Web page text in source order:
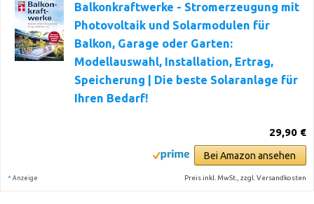
Balkonkraftwerke - Stromerzeugung mit
Photovoltaik und Solarmodulen für
Balkon, Garage oder Garten:
Modellauswahl, Installation, Ertrag,
Speicherung | Die beste Solaranlage für
Ihren Bedarf!
29,90 €
Bei Amazon ansehen
* Anzeige Preis inkl. MwSt., zzgl. Versandkosten